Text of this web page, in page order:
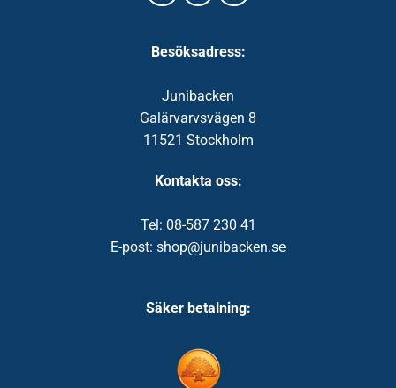
Besöksadress:
Junibacken
Galärvarvsvägen 8
11521 Stockholm
Kontakta oss:
Tel: 08-587 230 41
E-post: shop@junibacken.se
Säker betalning: